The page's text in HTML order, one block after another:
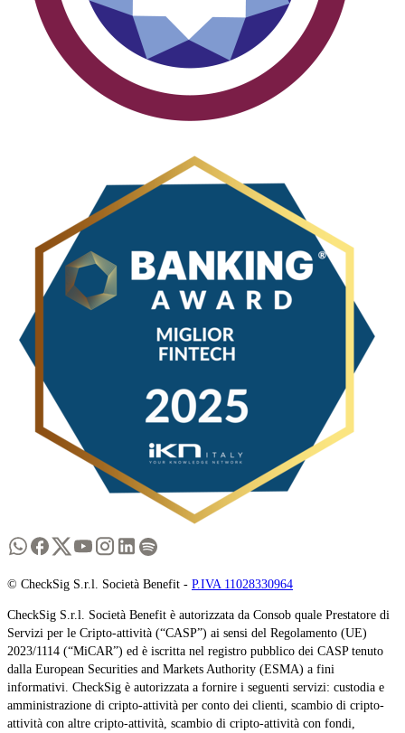
© CheckSig S.r.l. Società Benefit - P.IVA 11028330964
CheckSig S.r.l. Società Benefit è autorizzata da Consob quale Prestatore di
Servizi per le Cripto-attività (“CASP”) ai sensi del Regolamento (UE)
2023/1114 (“MiCAR”) ed è iscritta nel registro pubblico dei CASP tenuto
dalla European Securities and Markets Authority (ESMA) a fini
informativi. CheckSig è autorizzata a fornire i seguenti servizi: custodia e
amministrazione di cripto-attività per conto dei clienti, scambio di cripto-
attività con altre cripto-attività, scambio di cripto-attività con fondi,